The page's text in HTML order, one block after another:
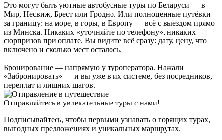
Это могут быть уютные автобусные туры по Беларуси — в
Мир, Несвиж, Брест или Гродно. Или полноценные путёвки
за границу: на море, в горы, в Европу — всё с выездом прямо
из Минска. Никаких «уточняйте по телефону», никаких
сюрпризов при оплате. Вы видите всё сразу: дату, цену, что
включено и сколько мест осталось.
Бронирование — напрямую у туроператора. Нажали
«Забронировать» — и вы уже в их системе, без посредников,
переплат и лишних шагов.
Отправляйтесь в увлекательные туры с нами!
Подписывайтесь, чтобы первыми узнавать о горящих турах,
выгодных предложениях и уникальных маршрутах.